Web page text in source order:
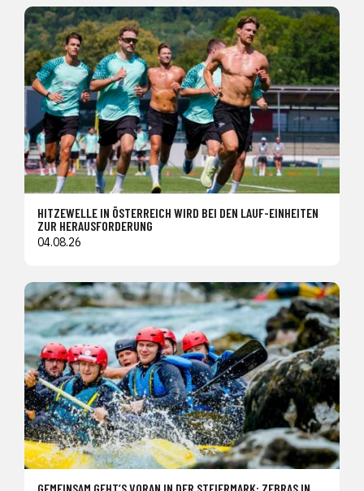
HITZEWELLE IN ÖSTERREICH WIRD BEI DEN LAUF-EINHEITEN
ZUR HERAUSFORDERUNG
04.08.26
GEMEINSAM GEHT’S VORAN IN DER STEIERMARK: ZEBRAS IN